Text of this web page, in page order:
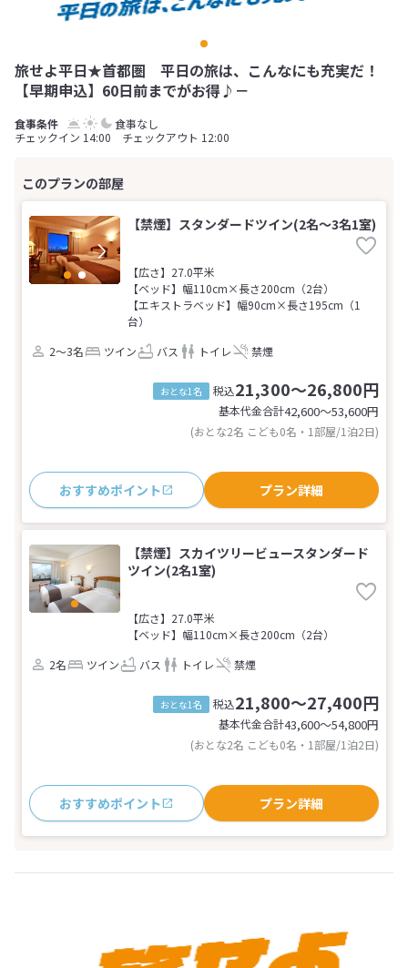
旅せよ平日★首都圏 平日の旅は、こんなにも充実だ！
【早期申込】60日前までがお得♪－
食事なし
チェックイン 14:00 チェックアウト 12:00
【禁煙】スタンダードツイン(2名～3名1室)
【広さ】27.0平米
【ベッド】幅110cm×長さ200cm（2台）
【エキストラベッド】幅90cm×長さ195cm（1
台）
2～3名
ツイン バス トイレ 禁煙
おとな1名 税込21,300～26,800円
基本代金合計42,600〜53,600円
(おとな2名 こども0名・1部屋/1泊2日)
おすすめポイント プラン詳細
【禁煙】スカイツリービュースタンダード
ツイン(2名1室)
【広さ】27.0平米
【ベッド】幅110cm×長さ200cm（2台）
2名
ツイン バス トイレ 禁煙
おとな1名 税込21,800～27,400円
基本代金合計43,600〜54,800円
(おとな2名 こども0名・1部屋/1泊2日)
おすすめポイント プラン詳細